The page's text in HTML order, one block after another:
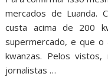
mercados de Luanda.
custa acima de 200
supermercado, e que o
kwanzas. Pelos
jornalistas …